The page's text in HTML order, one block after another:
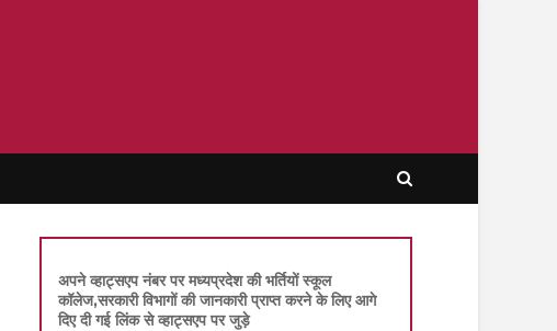
अपने व्हाट्सएप नंबर पर मध्यप्रदेश की भर्तियों स्कूल
कॉलेज,सरकारी विभागों की जानकारी प्राप्त करने के लिए आगे
दिए दी गई लिंक से व्हाट्सएप पर जुड़े